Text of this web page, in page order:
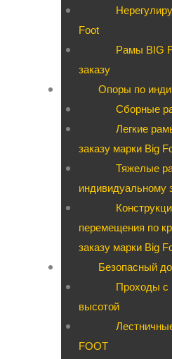
Foot
Рамы BIG
заказу
Опоры по
Сборные
Легкие
заказу марки Big
Тяжелые
индивидуальному
перемещения по
заказу марки Big
Безопасный
Проходы с
высотой
FOOT